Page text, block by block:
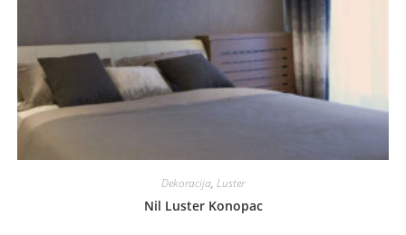
Dekoracija, Luster
Nil Luster Konopac